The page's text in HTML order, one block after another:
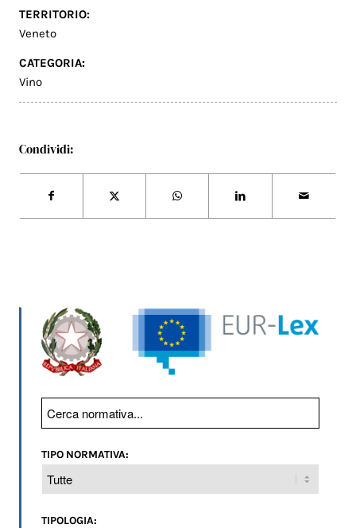
TERRITORIO:
Veneto
CATEGORIA:
Vino
Condividi:
TIPO NORMATIVA:
TIPOLOGIA: